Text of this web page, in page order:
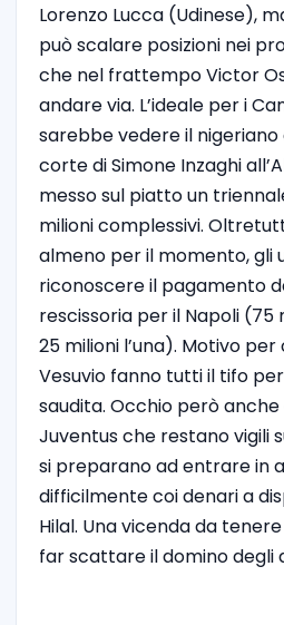
Lorenzo Lucca (Udinese),
può scalare posizioni nei
che nel frattempo Victor
andare via. L’ideale per i
sarebbe vedere il
corte di Simone Inzaghi
messo sul piatto un
milioni complessivi.
almeno per il momento, gli
riconoscere il pagamento
rescissoria per il Napoli (75
25 milioni l’una). Motivo
Vesuvio fanno tutti il tifo
saudita. Occhio però
Juventus che restano vigili
si preparano ad entrare in
difficilmente coi denari a
Hilal. Una vicenda da
far scattare il domino degli